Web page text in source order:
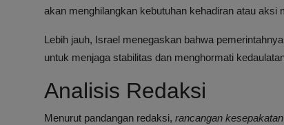
akan menghilangkan kebutuhan kehadiran atau aksi
Lebih jauh, Israel menegaskan bahwa pemerintahnya
untuk menjaga stabilitas dan menghormati
Analisis Redaksi
Menurut pandangan redaksi, rancangan